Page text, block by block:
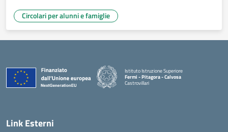
Circolari per alunni e famiglie
Istituto Istruzione Superiore
Fermi - Pitagora - Calvosa
Castrovillari
Link Esterni